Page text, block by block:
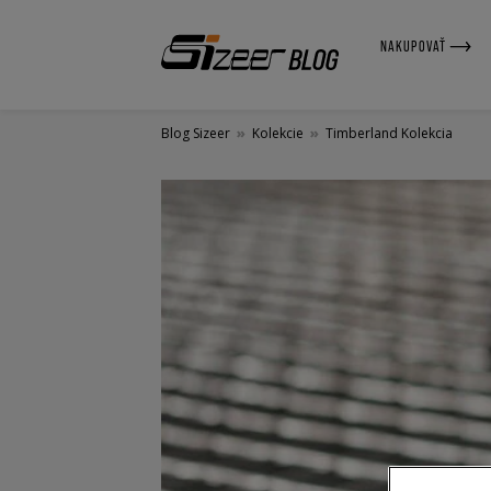
NAKUPOVAŤ
Blog Sizeer » Kolekcie » Timberland Kolekcia